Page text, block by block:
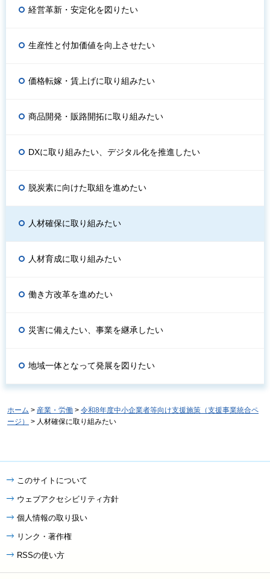
経営革新・安定化を図りたい
生産性と付加価値を向上させたい
価格転嫁・賃上げに取り組みたい
商品開発・販路開拓に取り組みたい
DXに取り組みたい、デジタル化を推進したい
脱炭素に向けた取組を進めたい
人材確保に取り組みたい
人材育成に取り組みたい
働き方改革を進めたい
災害に備えたい、事業を継承したい
地域一体となって発展を図りたい
ホーム > 産業・労働 > 令和8年度中小企業者等向け支援施策（支援事業統合ペ
ージ）
> 人材確保に取り組みたい
このサイトについて
ウェブアクセシビリティ方針
個人情報の取り扱い
リンク・著作権
RSSの使い方